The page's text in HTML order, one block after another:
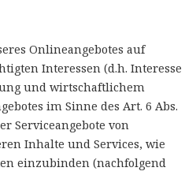
Onlineangebotes auf
Interessen (d.h. Interesse
und wirtschaftlichem
im Sinne des Art. 6 Abs.
Serviceangebote von
Inhalte und Services, wie
einzubinden (nachfolgend